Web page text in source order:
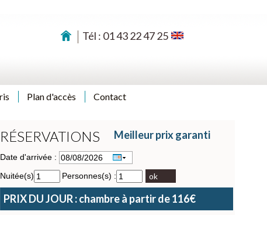
Tél : 01 43 22 47 25
Plan d'accès Contact
RÉSERVATIONS Meilleur prix garanti
Date d'arrivée :
Nuitée(s)
Personnes(s) : ok
PRIX DU JOUR : chambre à partir de 116€